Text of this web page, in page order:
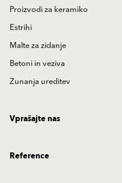
Proizvodi za keramiko
Estrihi
Malte za zidanje
Betoni in veziva
Zunanja ureditev
Vprašajte nas
Reference